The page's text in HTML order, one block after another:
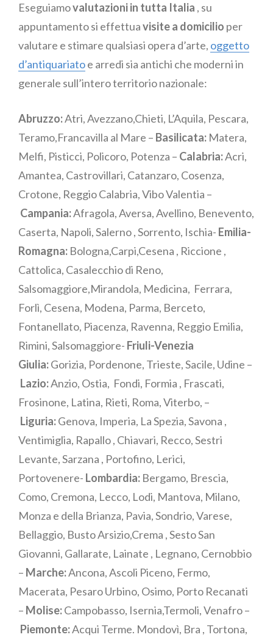
Eseguiamovalutazioni in tutta Italia , su
appuntamento si effettuavisite a domicilio per
valutare e stimare qualsiasi opera d’arte, oggetto
d’antiquariatoe arredi sia antichi che moderni in
generale sull’intero territorio nazionale:
Abruzzo:Atri, Avezzano,Chieti, L’Aquila, Pescara,
Teramo,Francavilla al Mare – Basilicata: Matera,
Melfi, Pisticci, Policoro, Potenza – Calabria:Acri,
Amantea, Castrovillari, Catanzaro, Cosenza,
Crotone, Reggio Calabria, Vibo Valentia –
Campania:Afragola, Aversa, Avellino, Benevento,
Caserta, Napoli, Salerno , Sorrento, Ischia- Emilia-
Romagna: Bologna,Carpi,Cesena , Riccione ,
Cattolica, Casalecchio di Reno,
Salsomaggiore,Mirandola, Medicina, Ferrara,
Forlì, Cesena, Modena, Parma, Berceto,
Fontanellato, Piacenza, Ravenna, Reggio Emilia,
Rimini, Salsomaggiore- Friuli-Venezia
Giulia:Gorizia, Pordenone, Trieste, Sacile, Udine –
Lazio:Anzio, Ostia, Fondi, Formia , Frascati,
Frosinone, Latina, Rieti, Roma, Viterbo, –
Liguria:Genova, Imperia, La Spezia, Savona ,
Ventimiglia, Rapallo , Chiavari, Recco, Sestri
Levante, Sarzana , Portofino, Lerici,
Portovenere- Lombardia: Bergamo, Brescia,
Como, Cremona, Lecco, Lodi, Mantova, Milano,
Monza e della Brianza, Pavia, Sondrio, Varese,
Bellaggio, Busto Arsizio,Crema , Sesto San
Giovanni, Gallarate, Lainate , Legnano, Cernobbio
– Marche:Ancona, Ascoli Piceno, Fermo,
Macerata, Pesaro Urbino, Osimo, Porto Recanati
– Molise:Campobasso, Isernia,Termoli, Venafro –
Piemonte:Acqui Terme. Mondovì, Bra , Tortona,